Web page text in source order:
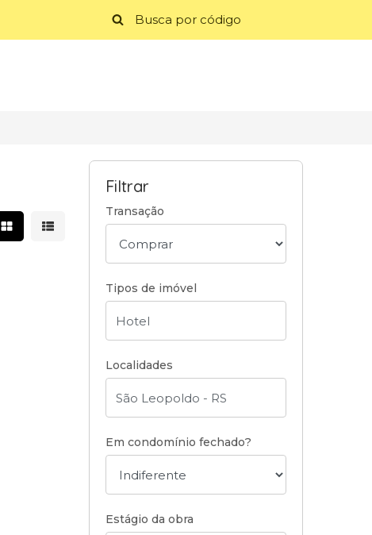
Mostrar resultados em grade
Mostrar resultados em lista
Filtrar
Transação
Tipos de imóvel
Localidades
Em condomínio fechado?
Estágio da obra